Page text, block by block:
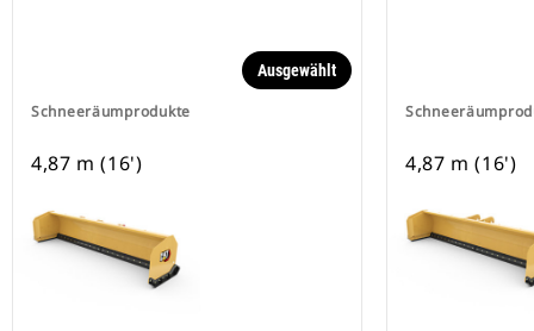
Schneeräumprodukte
Ausgewählt
4,87 m (16') 4,87 m (16')